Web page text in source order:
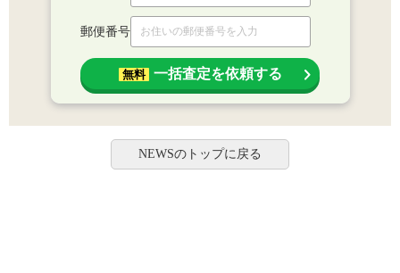
郵便番号
無料 一括査定を依頼する
NEWSのトップに戻る